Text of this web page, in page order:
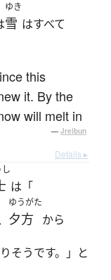
ゆき
雪 はすべて
this
it. By the
will melt in
— Jreibun
Details ▸
は「
ゆうがた
夕方 から
そうです。」と